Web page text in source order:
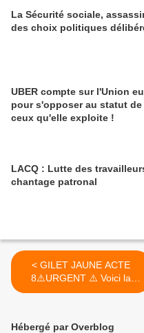
La Sécurité sociale,
des choix politiques
UBER compte sur l'Union
pour s'opposer au statut de
ceux qu'elle exploite !
LACQ : Lutte des
chantage patronal
< GILET JAUNE ACTE
8⚠️URGENT ⚠️ Voici la
vidéo de Christophe
Hébergé par Overblog